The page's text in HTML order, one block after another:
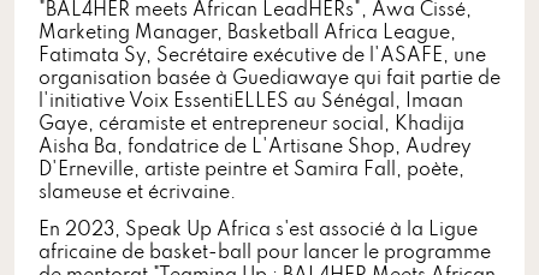
"BAL4HER meets African LeadHERs", Awa Cissé,
Marketing Manager, Basketball Africa League,
Fatimata Sy, Secrétaire exécutive de l'ASAFE, une
organisation basée à Guediawaye qui fait partie de
l'initiative Voix EssentiELLES au Sénégal, Imaan
Gaye, céramiste et entrepreneur social, Khadija
Aisha Ba, fondatrice de L'Artisane Shop, Audrey
D'Erneville, artiste peintre et Samira Fall, poète,
slameuse et écrivaine.
En 2023, Speak Up Africa s'est associé à la Ligue
africaine de basket-ball pour lancer le programme